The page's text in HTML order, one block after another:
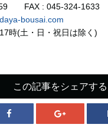
FAX : 045-324-1633
bousai.com
時(土・日・祝日は除く)
この記事をシェアする